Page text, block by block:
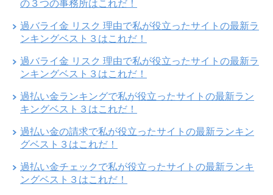
の３つの事務所はこれだ！
過バライ金 リスク 理由で私が役立ったサイトの最新ラ
ンキングベスト３はこれだ！
過バライ金 リスク 理由で私が役立ったサイトの最新ラ
ンキングベスト３はこれだ！
過払い金ランキングで私が役立ったサイトの最新ラン
キングベスト３はこれだ！
過払い金の請求で私が役立ったサイトの最新ランキン
グベスト３はこれだ！
過払い金チェックで私が役立ったサイトの最新ランキ
ングベスト３はこれだ！